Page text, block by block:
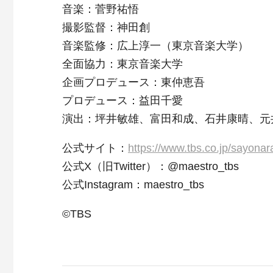
音楽：菅野祐悟
撮影監督：神田創
音楽監修：広上淳一（東京音楽大学）
全面協力：東京音楽大学
企画プロデュース：東仲恵吾
プロデュース：益田千愛
演出：坪井敏雄、富田和成、石井康晴、元
公式サイト： https://www.tbs.co.jp/
公式X（旧Twitter）：@maestro_tbs
公式Instagram：maestro_tbs
©TBS